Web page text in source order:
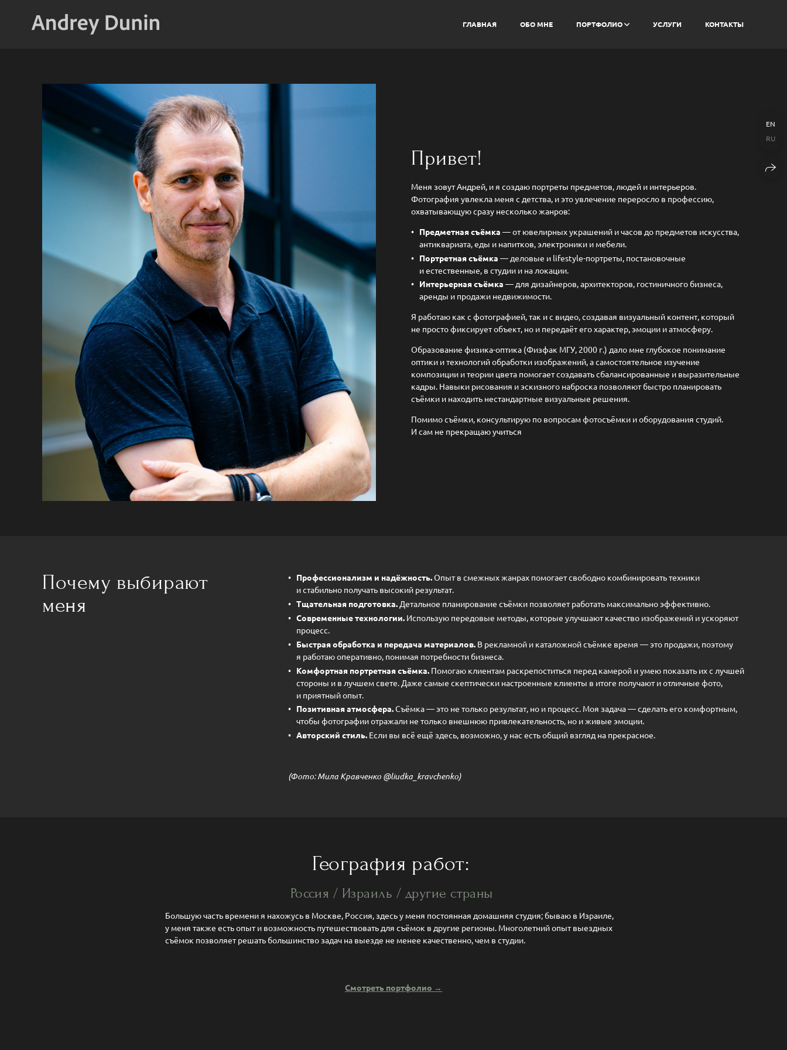
ГЛАВНАЯ ОБО МНЕ ПОРТФОЛИО УСЛУГИ КОНТАКТЫ
Привет!
Меня зовут Андрей, и я создаю портреты предметов, людей и интерьеров.
Фотография увлекла меня с детства, и это увлечение переросло в профессию,
охватывающую сразу несколько жанров:
Предметная съёмка — от ювелирных украшений и часов до предметов искусства,
антиквариата, еды и напитков, электроники и мебели.
Портретная съёмка — деловые и lifestyle-портреты, постановочные
и естественные, в студии и на локации.
Интерьерная съёмка — для дизайнеров, архитекторов, гостиничного бизнеса,
аренды и продажи недвижимости.
Я работаю как с фотографией, так и с видео, создавая визуальный контент, который
не просто фиксирует объект, но и передаёт его характер, эмоции и атмосферу.
Образование физика-оптика (Физфак МГУ, 2000 г.) дало мне глубокое понимание
оптики и технологий обработки изображений, а самостоятельное изучение
композиции и теории цвета помогает создавать сбалансированные и выразительные
кадры. Навыки рисования и эскизного наброска позволяют быстро планировать
съёмки и находить нестандартные визуальные решения.
Помимо съёмки, консультирую по вопросам фотосъёмки и оборудования студий.
И сам не прекращаю учиться
Почему выбирают
меня
Профессионализм и надёжность.Опыт в смежных жанрах помогает свободно комбинировать техники
и стабильно получать высокий результат.
Тщательная подготовка. Детальное планирование съёмки позволяет работать максимально эффективно.
Современные технологии. Использую передовые методы, которые улучшают качество изображений и ускоряют
процесс.
Быстрая обработка и передача материалов. В рекламной и каталожной съёмке время — это продажи, поэтому
я работаю оперативно, понимая потребности бизнеса.
Комфортная портретная съёмка. Помогаю клиентам раскрепоститься перед камерой и умею показать их с лучшей
стороны и в лучшем свете. Даже самые скептически настроенные клиенты в итоге получают и отличные фото,
и приятный опыт.
Позитивная атмосфера.Съёмка — это не только результат, но и процесс. Моя задача — сделать его комфортным,
чтобы фотографии отражали не только внешнюю привлекательность, но и живые эмоции.
Авторский стиль. Если вы всё ещё здесь, возможно, у нас есть общий взгляд на прекрасное.
(Фото: Мила Кравченко @liudka_kravchenko)
География работ:
Россия / Израиль / другие страны
Большую часть времени я нахожусь в Москве, Россия, здесь у меня постоянная домашняя студия; бываю в Израиле,
у меня также есть опыт и возможность путешествовать для съёмок в другие регионы. Многолетний опыт выездных
съёмок позволяет решать большинство задач на выезде не менее качественно, чем в студии.
Смотреть портфолио →
EN
RU